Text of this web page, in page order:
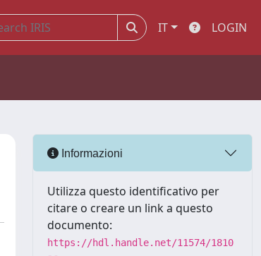
IT LOGIN
Informazioni
Utilizza questo identificativo per
citare o creare un link a questo
documento:
https://hdl.handle.net/11574/1810